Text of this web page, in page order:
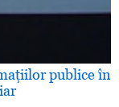
publice în